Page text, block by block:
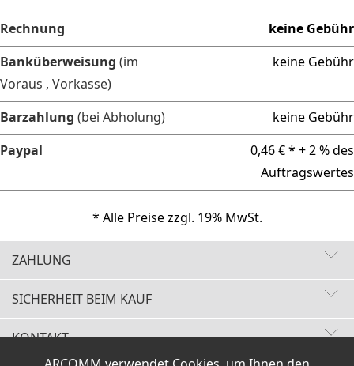
Rechnung
keine Gebühr
Banküberweisung (im
Voraus , Vorkasse)
keine Gebühr
Barzahlung (bei Abholung)
keine Gebühr
Paypal
0,46 € * + 2 % des
Auftragswertes
* Alle Preise zzgl. 19% MwSt.
ZAHLUNG
SICHERHEIT BEIM KAUF
KONTAKT